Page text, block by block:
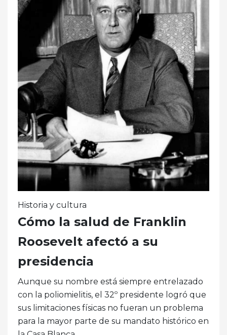
Historia y cultura
Cómo la salud de Franklin
Roosevelt afectó a su
presidencia
Aunque su nombre está siempre entrelazado
con la poliomielitis, el 32º presidente logró que
sus limitaciones físicas no fueran un problema
para la mayor parte de su mandato histórico en